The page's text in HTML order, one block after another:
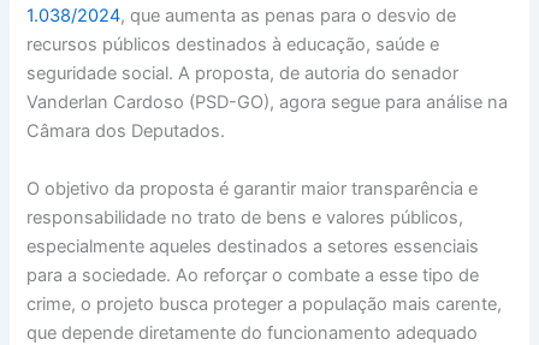
1.038/2024, que aumenta as penas para o desvio de
recursos públicos destinados à educação, saúde e
seguridade social. A proposta, de autoria do senador
Vanderlan Cardoso (PSD-GO), agora segue para análise na
Câmara dos Deputados.
O objetivo da proposta é garantir maior transparência e
responsabilidade no trato de bens e valores públicos,
especialmente aqueles destinados a setores essenciais
para a sociedade. Ao reforçar o combate a esse tipo de
crime, o projeto busca proteger a população mais carente,
que depende diretamente do funcionamento adequado